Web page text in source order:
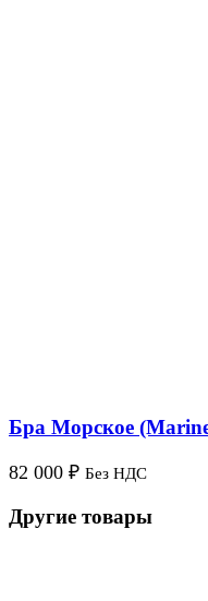
Бра Морское
82 000 ₽ Без НДС
Другие товары